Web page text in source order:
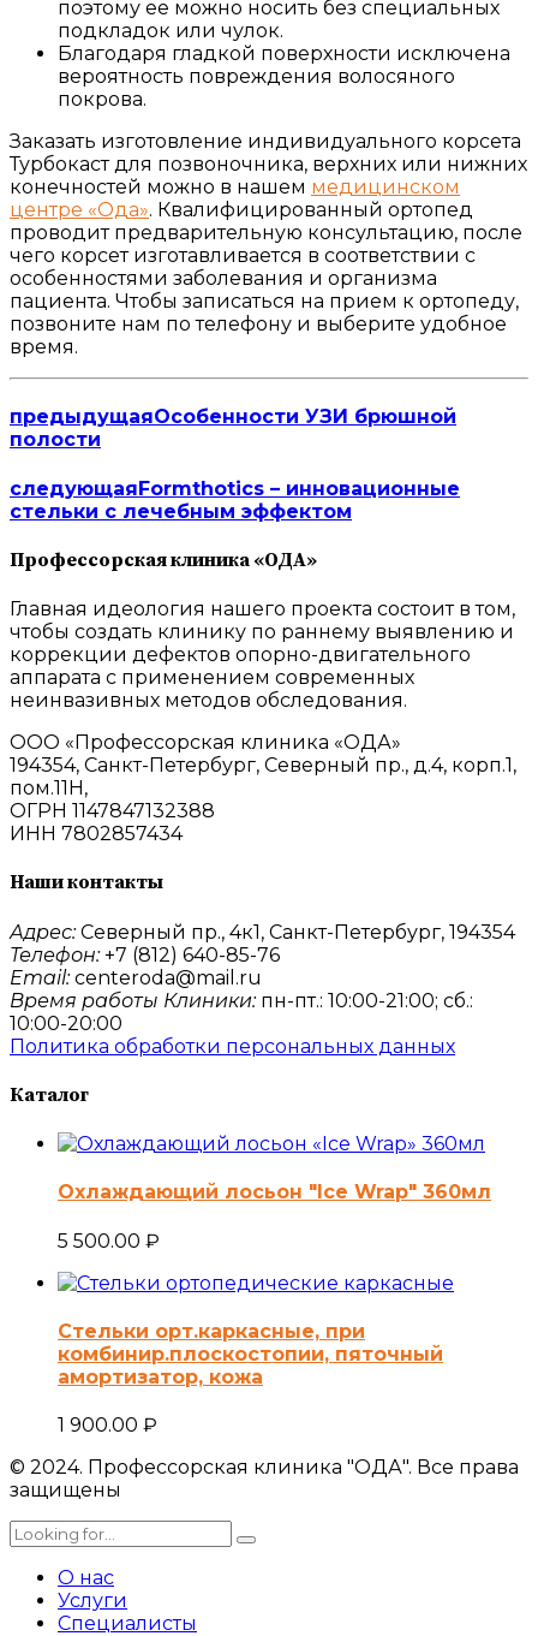
поэтому ее можно носить без специальных
подкладок или чулок.
Благодаря гладкой поверхности исключена
вероятность повреждения волосяного
покрова.
Заказать изготовление индивидуального корсета
Турбокаст для позвоночника, верхних или нижних
конечностей можно в нашем медицинском
центре «Ода». Квалифицированный ортопед
проводит предварительную консультацию, после
чего корсет изготавливается в соответствии с
особенностями заболевания и организма
пациента. Чтобы записаться на прием к ортопеду,
позвоните нам по телефону и выберите удобное
время.
предыдущаяОсобенности УЗИ брюшной
полости
следующаяFormthotics – инновационные
стельки с лечебным эффектом
Профессорская клиника «ОДА»
Главная идеология нашего проекта состоит в том,
чтобы создать клинику по раннему выявлению и
коррекции дефектов опорно-двигательного
аппарата с применением современных
неинвазивных методов обследования.
ООО «Профессорская клиника «ОДА»
194354, Санкт-Петербург, Северный пр., д.4, корп.1,
пом.11Н,
ОГРН 1147847132388
ИНН 7802857434
Наши контакты
Адрес:Северный пр., 4к1, Санкт-Петербург, 194354
Телефон:+7 (812) 640-85-76
Email:centeroda@mail.ru
Время работы Клиники:пн-пт.: 10:00-21:00; сб.:
10:00-20:00
Политика обработки персональных данных
Каталог
Охлаждающий лосьон "Ice Wrap" 360мл
5 500.00 ₽
Стельки орт.каркасные, при
комбинир.плоскостопии, пяточный
амортизатор, кожа
1 900.00 ₽
© 2024. Профессорская клиника "ОДА". Все права
защищены
О нас
Услуги
Специалисты